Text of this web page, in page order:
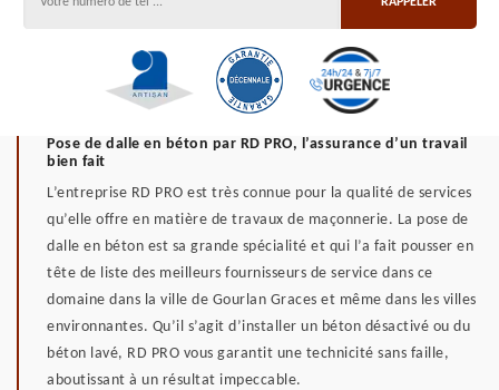
Pose de dalle en béton par RD PRO, l’assurance d’un travail
bien fait
L’entreprise RD PRO est très connue pour la qualité de services
qu’elle offre en matière de travaux de maçonnerie. La pose de
dalle en béton est sa grande spécialité et qui l’a fait pousser en
tête de liste des meilleurs fournisseurs de service dans ce
domaine dans la ville de Gourlan Graces et même dans les villes
environnantes. Qu’il s’agit d’installer un béton désactivé ou du
béton lavé, RD PRO vous garantit une technicité sans faille,
aboutissant à un résultat impeccable.